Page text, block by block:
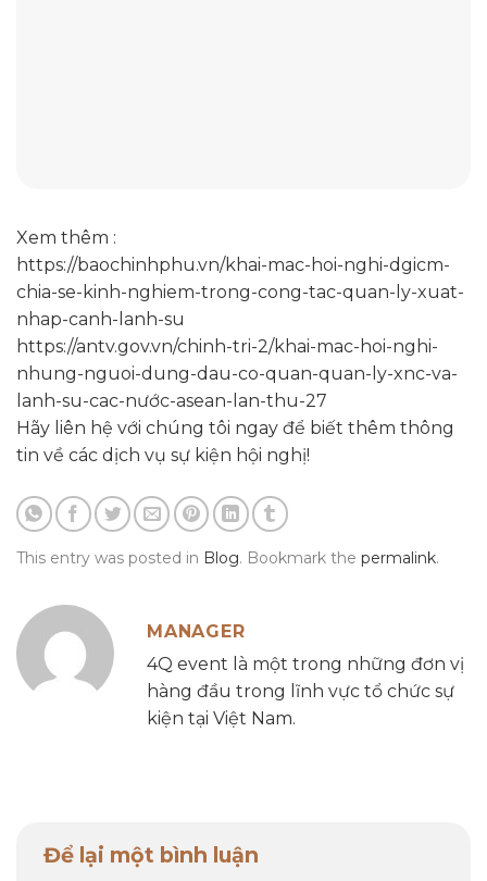
Xem thêm :
https://baochinhphu.vn/khai-mac-hoi-nghi-dgicm-
chia-se-kinh-nghiem-trong-cong-tac-quan-ly-xuat-
nhap-canh-lanh-su
https://antv.gov.vn/chinh-tri-2/khai-mac-hoi-nghi-
nhung-nguoi-dung-dau-co-quan-quan-ly-xnc-va-
lanh-su-cac-nước-asean-lan-thu-27
Hãy liên hệ với chúng tôi ngay để biết thêm thông
tin về các dịch vụ sự kiện hội nghị!
This entry was posted in Blog. Bookmark the permalink.
MANAGER
4Q event là một trong những đơn vị
hàng đầu trong lĩnh vực tổ chức sự
kiện tại Việt Nam.
Để lại một bình luận